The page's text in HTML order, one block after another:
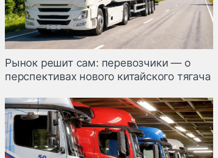
Рынок решит сам: перевозчики — о
перспективах нового китайского тягача